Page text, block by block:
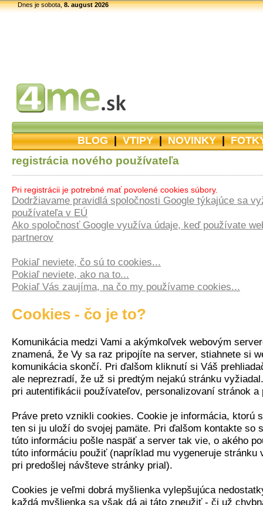
Dnes je sobota,8. august 2026
BLOG|VTIPY|NOVINKY|
registrácia nového používateľa
Pri registrácii je potrebné mať povolené cookies súbory.
Dodržiavame pravidlá spoločnosti Google týkajúce sa
používateľa v EÚ
Ako spoločnosť Google využíva údaje, keď používate
partnerov
Pokiaľ neviete, čo sú to cookies...
Pokiaľ neviete, ako na to...
Pokiaľ Vás zaujíma, na čo my používame cookies...
Cookies - čo je to?
Komunikácia medzi Vami a akýmkoľvek webovým
znamená, že Vy sa raz pripojíte na server, stiahnete si
komunikácia skončí. Pri ďalšom kliknutí si Váš
ale neprezradí, že už si predtým nejakú stránku
pri autentifikácii používateľov, personalizovaní stránok a
Práve preto vznikli cookies. Cookie je informácia, ktorú
ten si ju uloží do svojej pamäte. Pri ďalšom kontakte so
túto informáciu pošle naspäť a server tak vie, o akého
túto informáciu použiť (napríklad mu vygeneruje stránku
pri predošlej návšteve stránky prial).
Cookies je veľmi dobrá myšlienka vylepšujúca
každá myšlienka sa však dá aj táto zneužiť - či už